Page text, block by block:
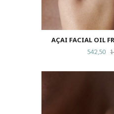
AÇAI FACIAL OIL
Tilbud
542,50